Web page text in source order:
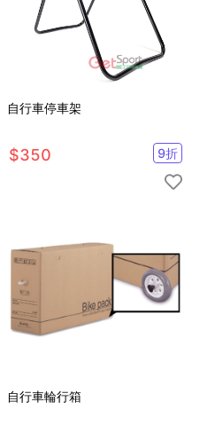
自行車停車架
$350 9折
自行車輪行箱